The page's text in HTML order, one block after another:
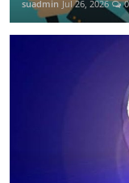
suadmin Jul 26, 2026 0